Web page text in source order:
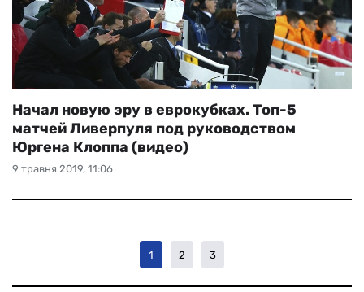
9 травня 2019, 11:06
Начал новую эру в еврокубках. Топ-5
матчей Ливерпуля под руководством
Юргена Клоппа (видео)
1 2 3